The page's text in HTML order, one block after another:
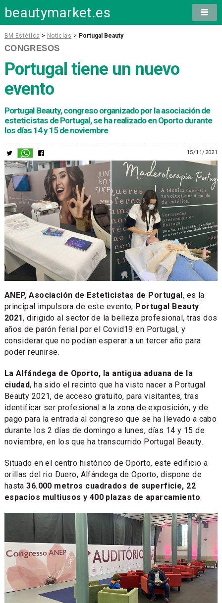
beautymarket.es
BM Estética > Noticias > Portugal Beauty
CONGRESOS
Portugal tiene un nuevo
evento
Portugal Beauty, congreso organizado por la asociación de
esteticistas de Portugal, se ha realizado en Oporto durante
los días 14 y 15 de noviembre
15/11/2021
ANEP, Asociación de Esteticistas de Portugal , es la
principal impulsora de este evento, Portugal Beauty
2021, dirigido al sector de la belleza profesional, tras dos
años de parón ferial por el Covid19 en Portugal, y
considerar que no podían esperar a un tercer año para
poder reunirse.
La Alfándega de Oporto, la antigua aduana de la
ciudad, ha sido el recinto que ha visto nacer a Portugal
Beauty 2021, de acceso gratuito, para visitantes, tras
identificar ser profesional a la zona de exposición, y de
pago para la entrada al congreso que se ha llevado a cabo
durante los 2 días de domingo a lunes, días 14 y 15 de
noviembre, en los que ha transcurrido Portugal Beauty.
Situado en el centro histórico de Oporto, este edificio a
orillas del rio Duero, Alfándega de Oporto, dispone de
hasta36.000 metros cuadrados de superficie, 22
espacios multiusos y 400 plazas de aparcamiento.